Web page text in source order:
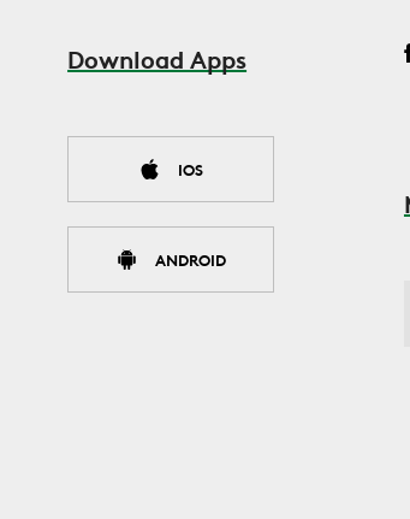
Download Apps
IOS
ANDROID